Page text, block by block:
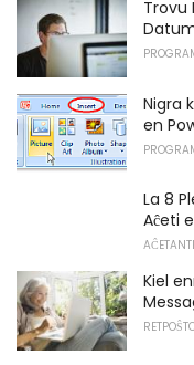
Trovu
Nigra
en
La 8
Aĉeti
Kiel